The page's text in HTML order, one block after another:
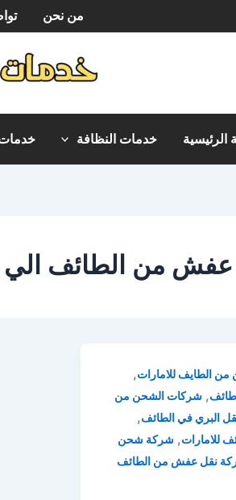
من نحن
الرئيسية خدمات النظافة
من الطائف الي
الطايف للامارات,
, شركات الشحن من
البري في الطائف,
للامارات, شركة شحن
نقل عفش من الطائف